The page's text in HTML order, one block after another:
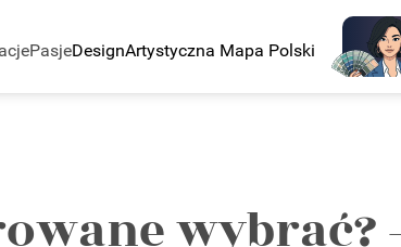
PasjeDesignArtystyczna Mapa Polski
wybrać?